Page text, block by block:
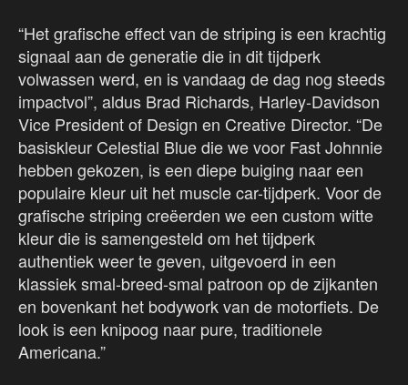
“Het grafische effect van de striping is een krachtig
signaal aan de generatie die in dit tijdperk
volwassen werd, en is vandaag de dag nog steeds
impactvol”, aldus Brad Richards, Harley-Davidson
Vice President of Design en Creative Director. “De
basiskleur Celestial Blue die we voor Fast Johnnie
hebben gekozen, is een diepe buiging naar een
populaire kleur uit het muscle car-tijdperk. Voor de
grafische striping creëerden we een custom witte
kleur die is samengesteld om het tijdperk
authentiek weer te geven, uitgevoerd in een
klassiek smal-breed-smal patroon op de zijkanten
en bovenkant het bodywork van de motorfiets. De
look is een knipoog naar pure, traditionele
Americana.”